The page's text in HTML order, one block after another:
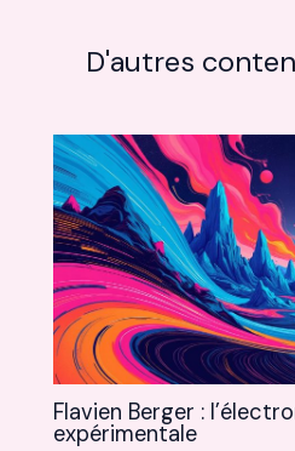
D'autres
Flavien Berger :
expérimentale